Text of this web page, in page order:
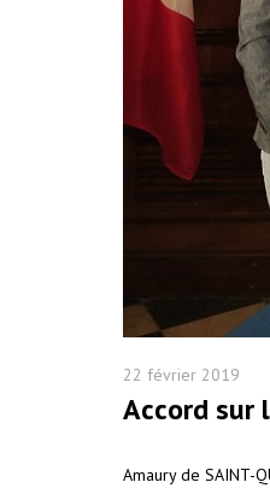
22 février 2019
Accord
Amaury de SAINT-